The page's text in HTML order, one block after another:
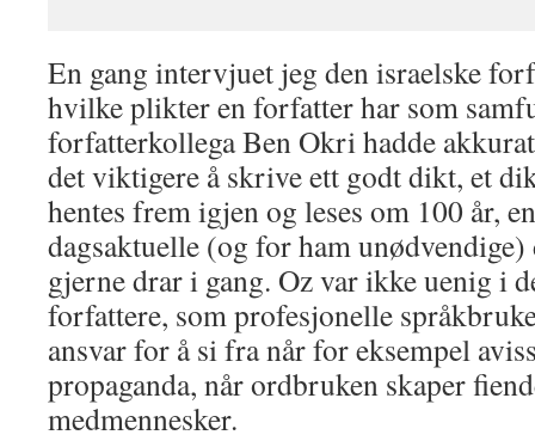
En gang intervjuet jeg den israelske
hvilke plikter en forfatter har som
forfatterkollega Ben Okri hadde
det viktigere å skrive ett godt dikt, et
hentes frem igjen og leses om 100 år,
dagsaktuelle (og for ham unødvendige)
gjerne drar i gang. Oz var ikke uenig i
forfattere, som profesjonelle
ansvar for å si fra når for eksempel
propaganda, når ordbruken skaper
medmennesker.